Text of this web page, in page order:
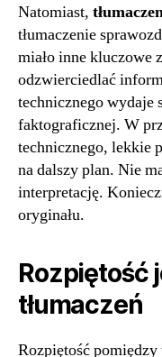
Natomiast,
tłumaczenie
miało inne kluczowe
odzwierciedlać
technicznego wydaje
faktograficznej. W
technicznego, lekkie
na dalszy plan. Nie
interpretację.
oryginału.
Rozpiętość
tłumaczeń
Rozpiętość